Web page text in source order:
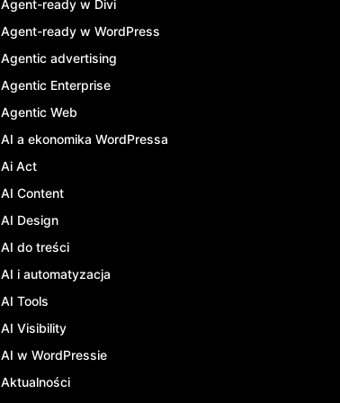
Agent-ready w Divi
Agent-ready w WordPress
Agentic advertising
Agentic Enterprise
Agentic Web
AI a ekonomika WordPressa
Ai Act
AI Content
AI Design
AI do treści
AI i automatyzacja
AI Tools
AI Visibility
AI w WordPressie
Aktualności